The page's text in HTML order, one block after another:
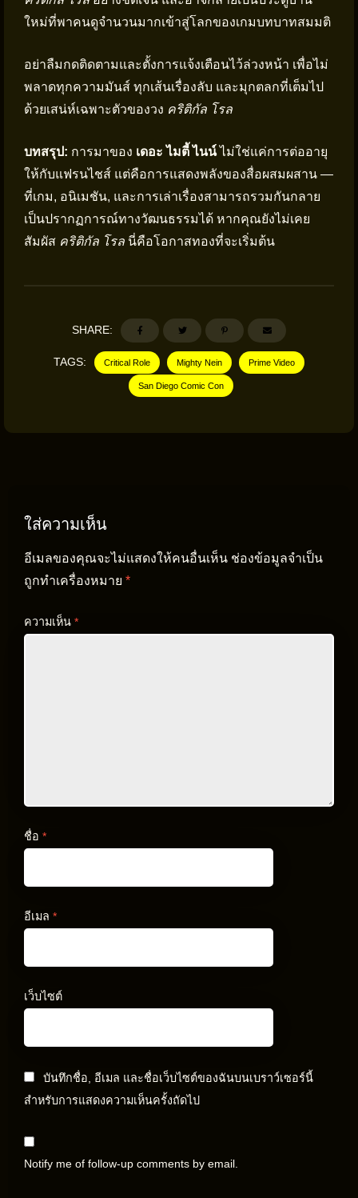
ใหม่ที่พาคนดูจำนวนมากเข้าสู่โลกของเกมบทบาทสมมติ
อย่าลืมกดติดตามและตั้งการแจ้งเตือนไว้ล่วงหน้า เพื่อไม่
พลาดทุกความมันส์ ทุกเส้นเรื่องลับ และมุกตลกที่เต็มไป
ด้วยเสน่ห์เฉพาะตัวของวง คริติกัล โรล
บทสรุป: การมาของ เดอะ ไมตี้ ไนน์ไม่ใช่แค่การต่ออายุ
ให้กับแฟรนไชส์ แต่คือการแสดงพลังของสื่อผสมผสาน —
ที่เกม, อนิเมชัน, และการเล่าเรื่องสามารถรวมกันกลาย
เป็นปรากฏการณ์ทางวัฒนธรรมได้ หากคุณยังไม่เคย
สัมผัส คริติกัล โรล นี่คือโอกาสทองที่จะเริ่มต้น
SHARE:
TAGS: Critical Role Mighty Nein Prime Video
San Diego Comic Con
ใส่ความเห็น
อีเมลของคุณจะไม่แสดงให้คนอื่นเห็น ช่องข้อมูลจำเป็น
ถูกทำเครื่องหมาย *
ความเห็น *
ชื่อ *
อีเมล *
เว็บไซต์
บันทึกชื่อ, อีเมล และชื่อเว็บไซต์ของฉันบนเบราว์เซอร์นี้
สำหรับการแสดงความเห็นครั้งถัดไป
Notify me of follow-up comments by email.